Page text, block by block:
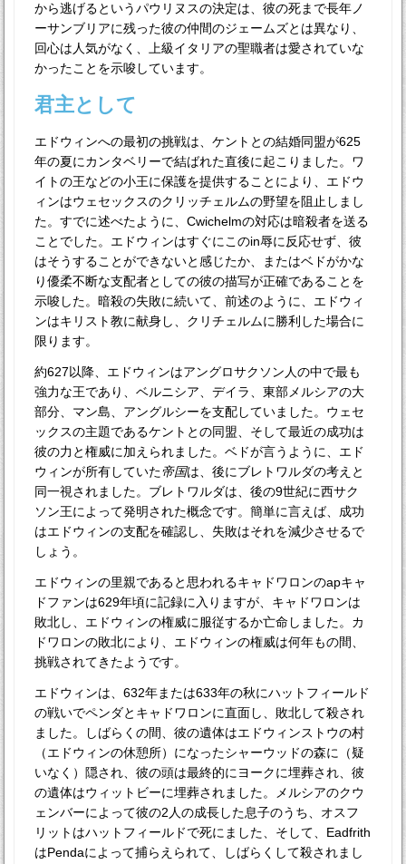
から逃げるというパウリヌスの決定は、彼の死まで長年ノ
ーサンブリアに残った彼の仲間のジェームズとは異なり、
回心は人気がなく、上級イタリアの聖職者は愛されていな
かったことを示唆しています。
君主として
エドウィンへの最初の挑戦は、ケントとの結婚同盟が625
年の夏にカンタベリーで結ばれた直後に起こりました。ワ
イトの王などの小王に保護を提供することにより、エドウ
ィンはウェセックスのクリッチェルムの野望を阻止しまし
た。すでに述べたように、Cwichelmの対応は暗殺者を送る
ことでした。エドウィンはすぐにこのin辱に反応せず、彼
はそうすることができないと感じたか、またはベドがかな
り優柔不断な支配者としての彼の描写が正確であることを
示唆した。暗殺の失敗に続いて、前述のように、エドウィ
ンはキリスト教に献身し、クリチェルムに勝利した場合に
限ります。
約627以降、エドウィンはアングロサクソン人の中で最も
強力な王であり、ベルニシア、デイラ、東部メルシアの大
部分、マン島、アングルシーを支配していました。ウェセ
ックスの主題であるケントとの同盟、そして最近の成功は
彼の力と権威に加えられました。ベドが言うように、エド
ウィンが所有していた帝国は、後にブレトワルダの考えと
同一視されました。ブレトワルダは、後の9世紀に西サク
ソン王によって発明された概念です。簡単に言えば、成功
はエドウィンの支配を確認し、失敗はそれを減少させるで
しょう。
エドウィンの里親であると思われるキャドワロンのapキャ
ドファンは629年頃に記録に入りますが、キャドワロンは
敗北し、エドウィンの権威に服従するか亡命しました。カ
ドワロンの敗北により、エドウィンの権威は何年もの間、
挑戦されてきたようです。
エドウィンは、632年または633年の秋にハットフィールド
の戦いでペンダとキャドワロンに直面し、敗北して殺され
ました。しばらくの間、彼の遺体はエドウィンストウの村
（エドウィンの休憩所）になったシャーウッドの森に（疑
いなく）隠され、彼の頭は最終的にヨークに埋葬され、彼
の遺体はウィットビーに埋葬されました。メルシアのクウ
ェンバーによって彼の2人の成長した息子のうち、オスフ
リットはハットフィールドで死にました、そして、Eadfrith
はPendaによって捕らえられて、しばらくして殺されまし